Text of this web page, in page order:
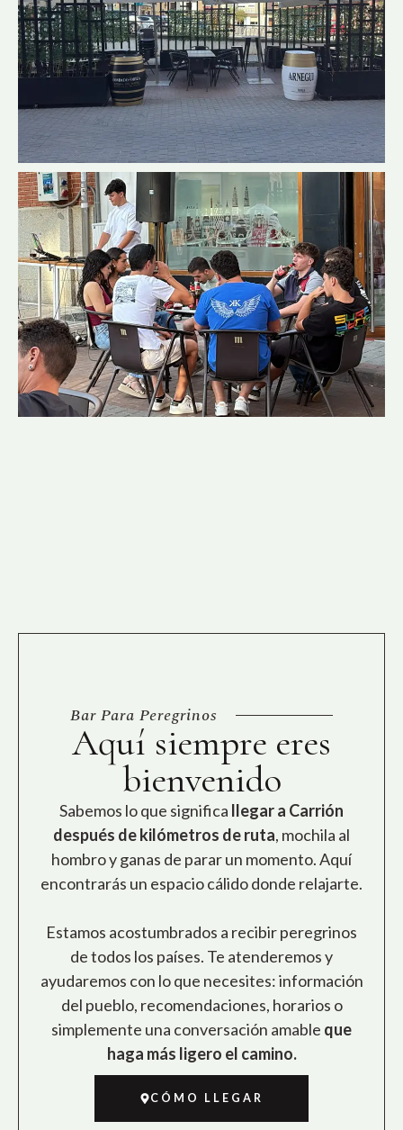
Bar Para Peregrinos
Aquí siempre eres
bienvenido
Sabemos lo que significa llegar a Carrión
después de kilómetros de ruta, mochila al
hombro y ganas de parar un momento. Aquí
encontrarás un espacio cálido donde relajarte.
Estamos acostumbrados a recibir peregrinos
de todos los países. Te atenderemos y
ayudaremos con lo que necesites: información
del pueblo, recomendaciones, horarios o
simplemente una conversación amable que
haga más ligero el camino.
CÓMO LLEGAR